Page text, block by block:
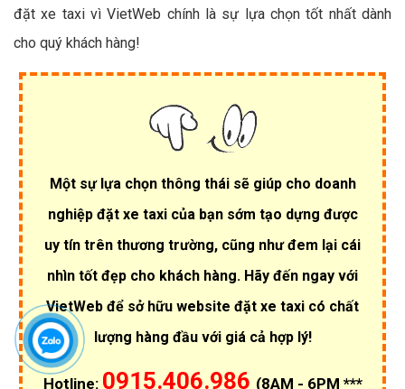
đặt xe taxi vì VietWeb chính là sự lựa chọn tốt nhất dành
cho quý khách hàng!
Một sự lựa chọn thông thái sẽ giúp cho doanh
nghiệp đặt xe taxi của bạn sớm tạo dựng được
uy tín trên thương trường, cũng như đem lại cái
nhìn tốt đẹp cho khách hàng. Hãy đến ngay với
VietWeb để sở hữu website đặt xe taxi có chất
lượng hàng đầu với giá cả hợp lý!
Hotline: 0915.406.986 (8AM - 6PM ***